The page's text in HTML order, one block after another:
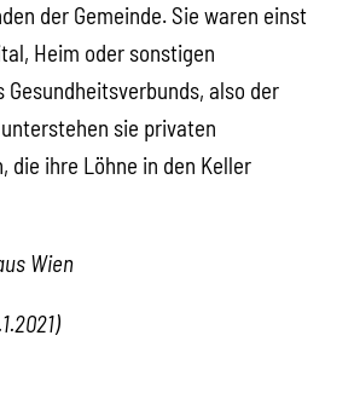
der Gemeinde. Sie waren einst
Heim oder sonstigen
Gesundheitsverbunds, also der
sie privaten
die ihre Löhne in den Keller
Wien